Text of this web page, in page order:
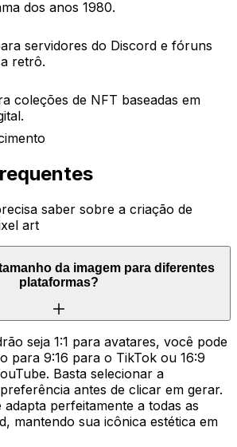
dos anos 1980.
servidores do Discord e fóruns
retrô.
coleções de NFT baseadas em
saber sobre a criação de
art
da imagem para diferentes
plataformas?
seja 1:1 para avatares, você pode
para 9:16 para o TikTok ou 16:9
Basta selecionar a
antes de clicar em gerar.
perfeitamente a todas as
mantendo sua icônica estética em